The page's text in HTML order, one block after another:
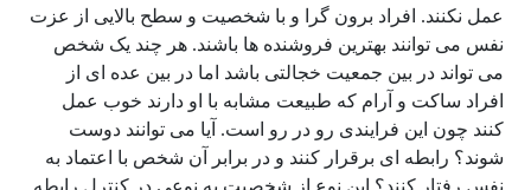
عمل نکنند. افراد برون گرا و با شخصیت و سطح بالایی از عزت
نفس می توانند بهترین فروشنده ها باشند. هر چند یک شخص
می تواند در بین جمعیت خجالتی باشد اما در بین عده ای از
افراد ساکت و آرام که طبیعت مشابه با او دارند خوب عمل
کنند چون این فرایندی رو در رو است. آیا می توانند دوست
شوند؟ رابطه ای برقرار کنند و در برابر آن شخص با اعتماد به